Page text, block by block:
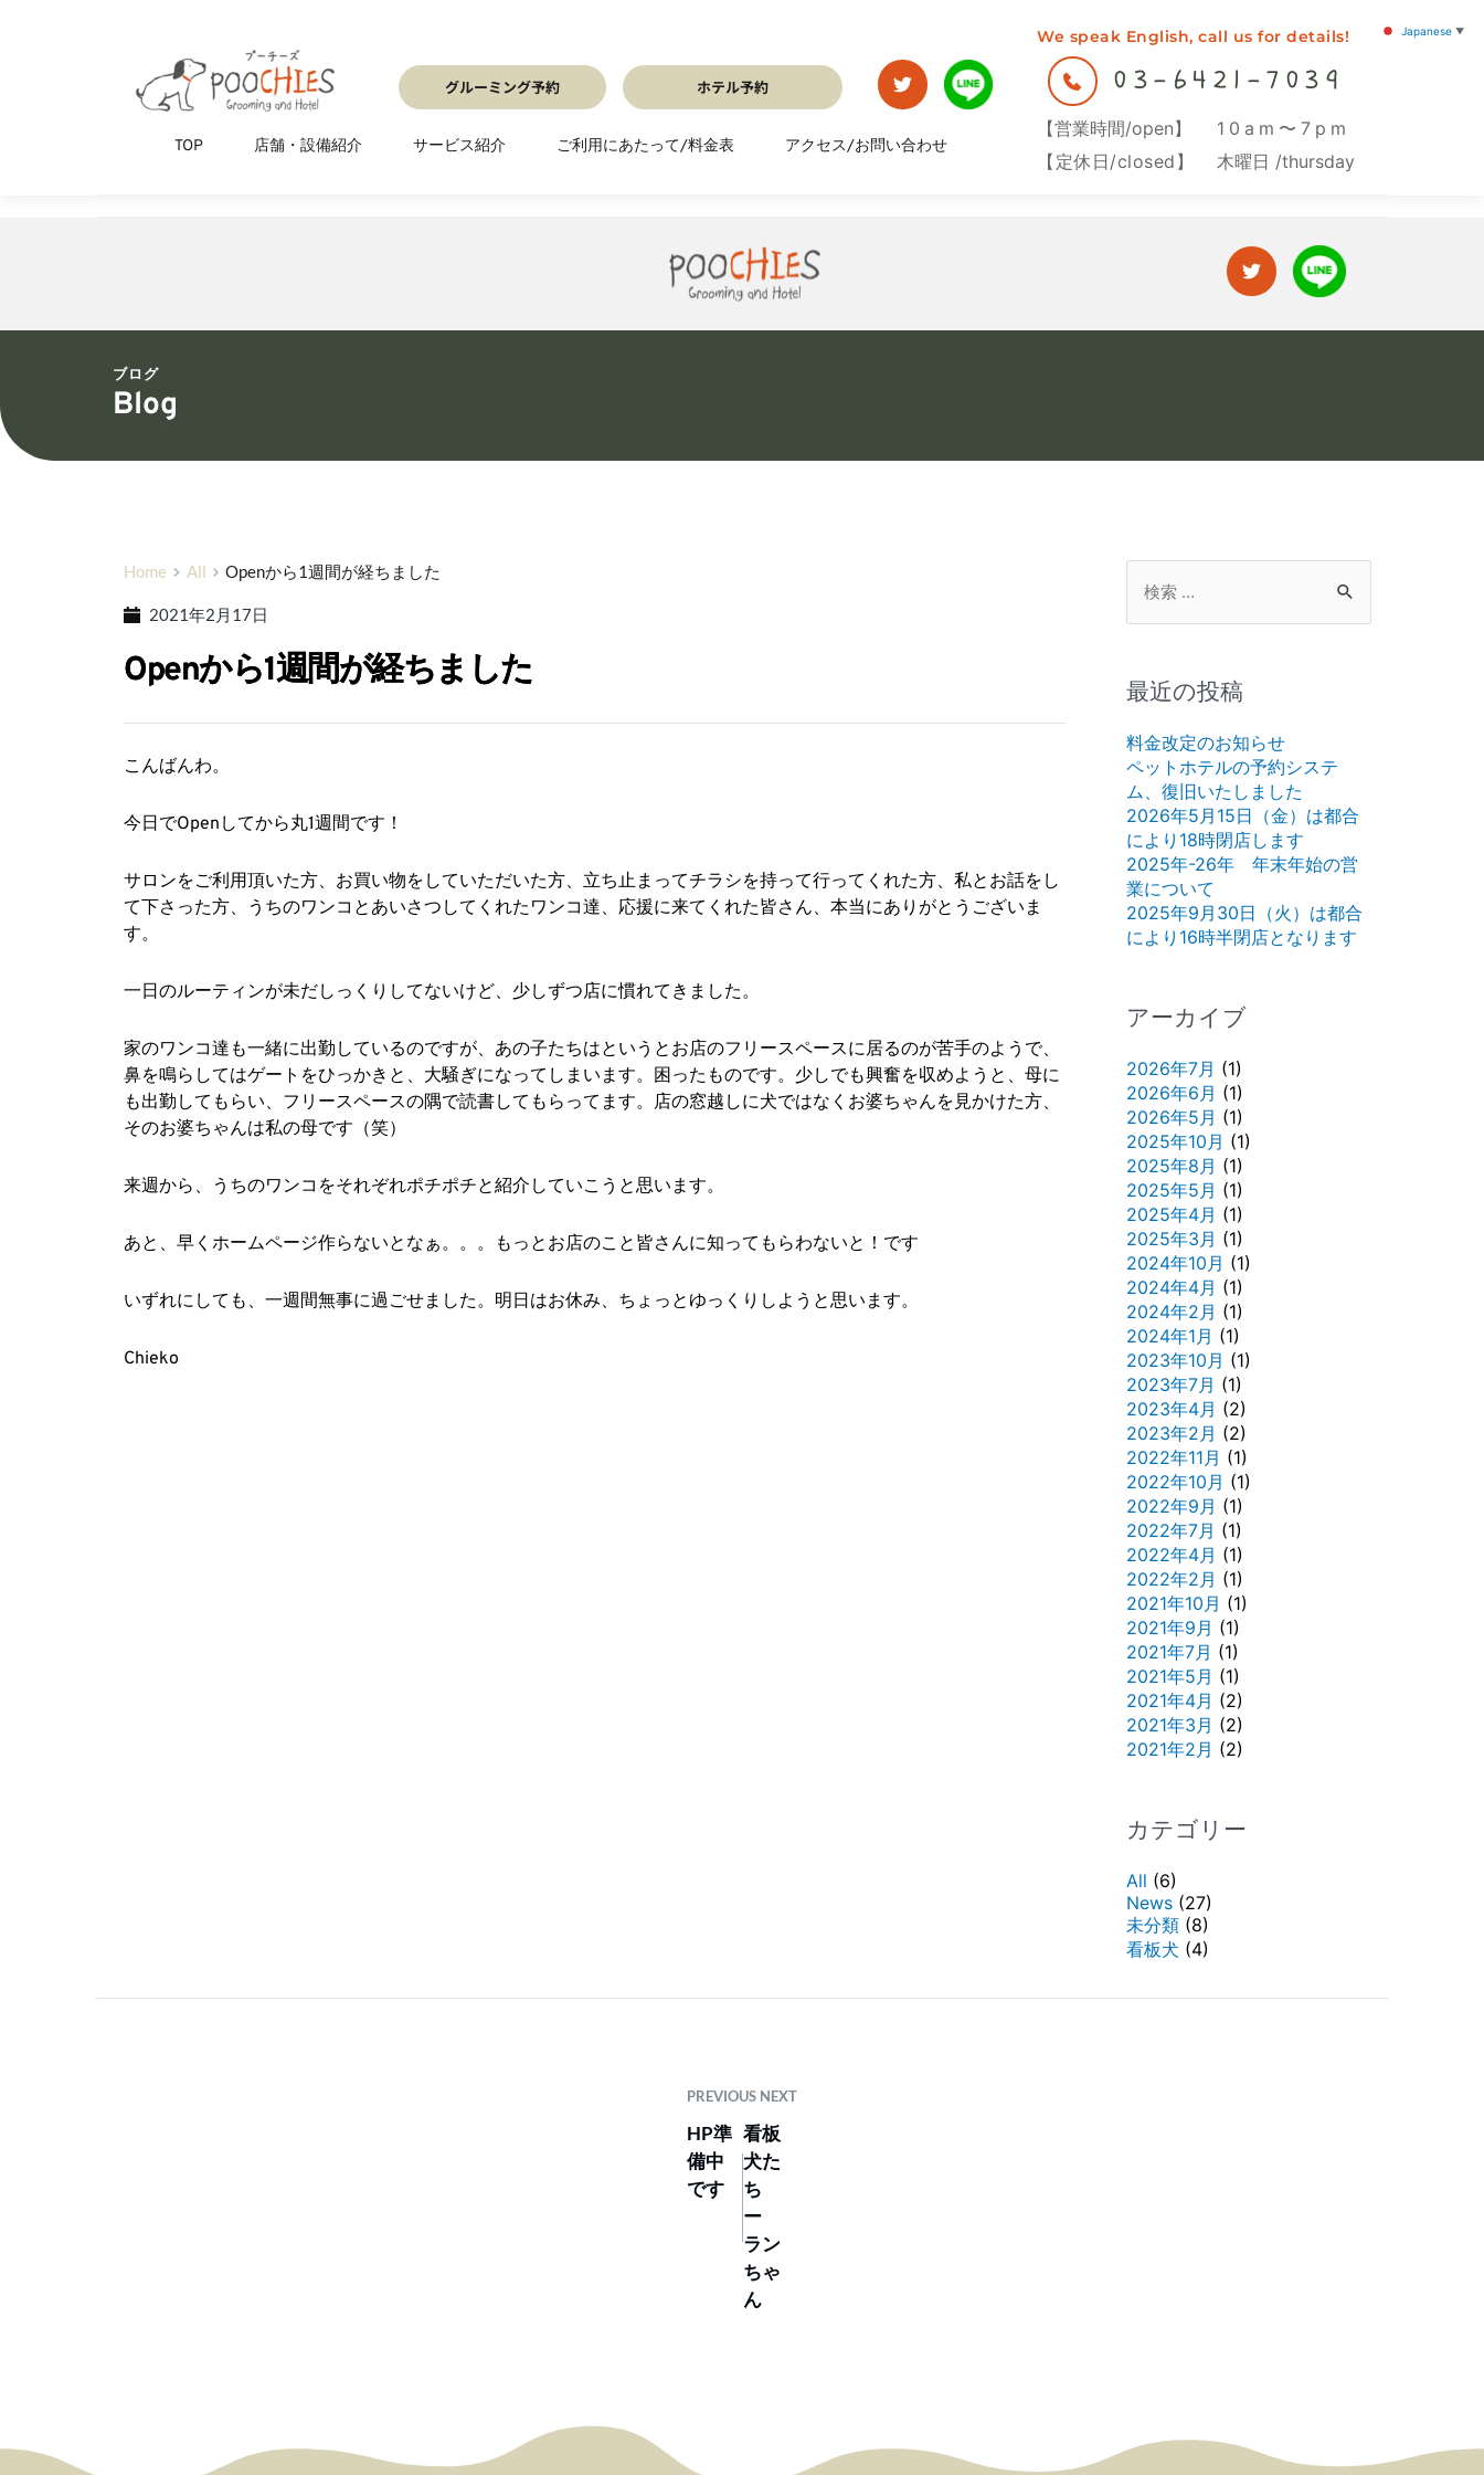
グルーミング予約 ホテル予約
TOP 店舗・設備紹介 サービス紹介 ご利用にあたって/料金表 アクセス/お問い合わせ
We speak English, call us for details!
03-6421-7039
【営業時間/open】
10am〜7pm
【定休日/closed】
木曜日 /thursday
TOP 店舗・設備紹介 ご利用にあたって/料金表 アクセス/お問い合わせ
予約はWebシステムが便利です グルーミング予約 ホテル予約
We speak English, call us for details!
【営業時間/open】
10am〜7pm
ブログ
Blog
Home All Openから1週間が経ちました
2021年2月17日
Openから1週間が経ちました
こんばんわ。
今日でOpenしてから丸1週間です！
サロンをご利用頂いた方、お買い物をしていただいた方、立ち止まってチラシを持って行ってくれた方、私とお話をし
て下さった方、うちのワンコとあいさつしてくれたワンコ達、応援に来てくれた皆さん、本当にありがとうございま
す。
一日のルーティンが未だしっくりしてないけど、少しずつ店に慣れてきました。
家のワンコ達も一緒に出勤しているのですが、あの子たちはというとお店のフリースペースに居るのが苦手のようで、
鼻を鳴らしてはゲートをひっかきと、大騒ぎになってしまいます。困ったものです。少しでも興奮を収めようと、母に
も出勤してもらい、フリースペースの隅で読書してもらってます。店の窓越しに犬ではなくお婆ちゃんを見かけた方、
そのお婆ちゃんは私の母です（笑）
来週から、うちのワンコをそれぞれポチポチと紹介していこうと思います。
あと、早くホームページ作らないとなぁ。。。もっとお店のこと皆さんに知ってもらわないと！です
いずれにしても、一週間無事に過ごせました。明日はお休み、ちょっとゆっくりしようと思います。
Chieko
対
最近の投稿
料金改定のお知らせ
ペットホテルの予約システ
ム、復旧いたしました
2026年5月15日（金）は都合
により18時閉店します
2025年-26年 年末年始の営
業について
2025年9月30日（火）は都合
により16時半閉店となります
アーカイブ
2026年7月 (1)
2026年6月 (1)
2026年5月 (1)
2025年10月 (1)
2025年8月 (1)
2025年5月 (1)
2025年4月 (1)
2025年3月 (1)
2024年10月 (1)
2024年4月 (1)
2024年2月 (1)
2024年1月 (1)
2023年10月 (1)
2023年7月 (1)
2023年4月 (2)
2023年2月 (2)
2022年11月 (1)
2022年10月 (1)
2022年9月 (1)
2022年7月 (1)
2022年4月 (1)
2022年2月 (1)
2021年10月 (1)
2021年9月 (1)
2021年7月 (1)
2021年5月 (1)
2021年4月 (2)
2021年3月 (2)
2021年2月 (2)
カテゴリー
All (6)
News (27)
未分類 (8)
看板犬 (4)
PREVIOUS NEXT
HP準
備中
です
看板
犬た
ち
ー
ラン
ちゃ
ん
Japanese ▼